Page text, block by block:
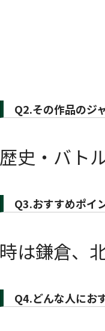
Q2.その作品のジ
歴史・バト
Q3.おすすめポイ
時は鎌倉、
Q4.どんな人にお